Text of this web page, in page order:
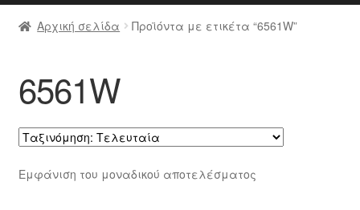
Διαδικασία Παραπόνων
Επικοινωνία
Καροτσάκι
Μεταφορά
Αρχική σελίδα Προϊόντα με ετικέτα “6561W”
6561W
Εμφάνιση του μοναδικού αποτελέσματος